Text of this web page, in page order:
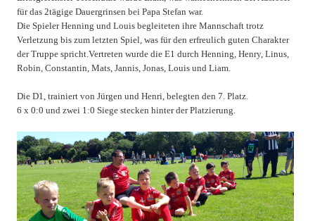
für das 2tägige Dauergrinsen bei Papa Stefan war.
Die Spieler Henning und Louis begleiteten ihre Mannschaft trotz
Verletzung bis zum letzten Spiel, was für den erfreulich guten Charakter
der Truppe spricht.Vertreten wurde die E1 durch Henning, Henry, Linus,
Robin, Constantin, Mats, Jannis, Jonas, Louis und Liam.
Die D1, trainiert von Jürgen und Henri, belegten den 7. Platz.
6 x 0:0 und zwei 1:0 Siege stecken hinter der Platzierung.